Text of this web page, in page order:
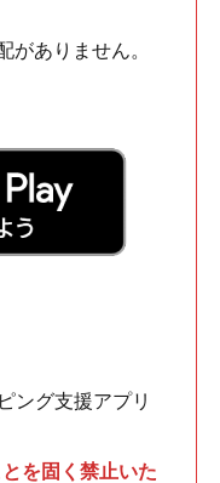
ありません。
ング支援アプリ
を固く禁止いた